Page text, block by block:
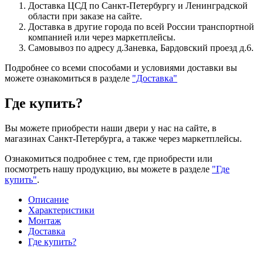
Доставка ЦСД по Санкт-Петербургу и Ленинградской
области при заказе на сайте.
Доставка в другие города по всей России транспортной
компанией или через маркетплейсы.
Самовывоз по адресу д.Заневка, Бардовский проезд д.6.
Подробнее со всеми способами и условиями доставки вы
можете ознакомиться в разделе "Доставка"
Где купить?
Вы можете приобрести наши двери у нас на сайте, в
магазинах Санкт-Петербурга, а также через маркетплейсы.
Ознакомиться подробнее с тем, где приобрести или
посмотреть нашу продукцию, вы можете в разделе "Где
купить".
Описание
Характеристики
Монтаж
Доставка
Где купить?